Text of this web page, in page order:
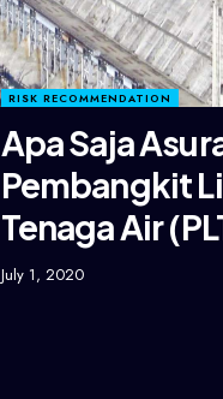
RISK RECOMMENDATION
Apa Saja
Pembangkit
Tenaga Air
July 1, 2020